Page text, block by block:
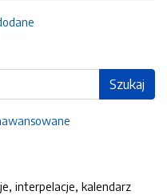
Szukaj
interpelacje, kalendarz